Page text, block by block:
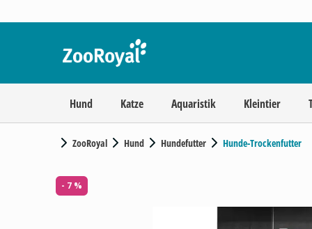
Hund Katze Aquaristik Kleintier
ZooRoyal Hund Hundefutter Hunde-Trockenfutter
- 7 %